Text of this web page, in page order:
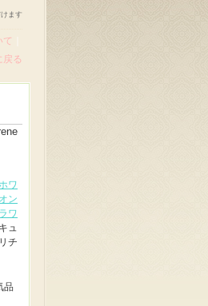
ます
て
戻る
ワ
オン
ワ
ュ
チ
品